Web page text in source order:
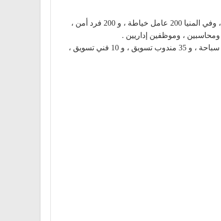
وفي البحيرة يوجد فرص عمل لـ 35 عامل خياطة ، و 10 عامل مخازن براتب 1900 جنيه بمنشآت القطاع الخاص بالمحافظة، وفي المنيا 200 عامل خياطة ، و 200 فرد أمن ،
وهناك عدد من الوظائف في أسيوط تضمنت : دكتورة إكلينيكي ، وباثولوجي، و3 فنى تحاليل طبية ، وسكرتيرة ، و 15 مدرب سباحة ، و 35 مندوب تسويق ، و 10 فني تسويق ،